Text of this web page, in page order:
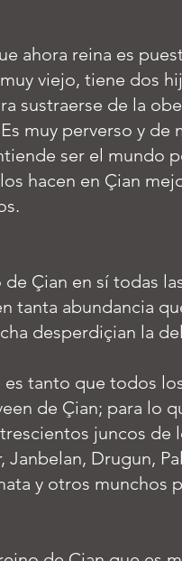
ahora reina es
viejo, tiene dos
sustraerse de la
muy perverso y de
ser el mundo
hacen en Çian
Çian en sí todas
tanta abundancia
desperdiçian la
es tanto que todos
de Çian; para lo
juncos de
Janbelan, Drugun,
y otros munchos